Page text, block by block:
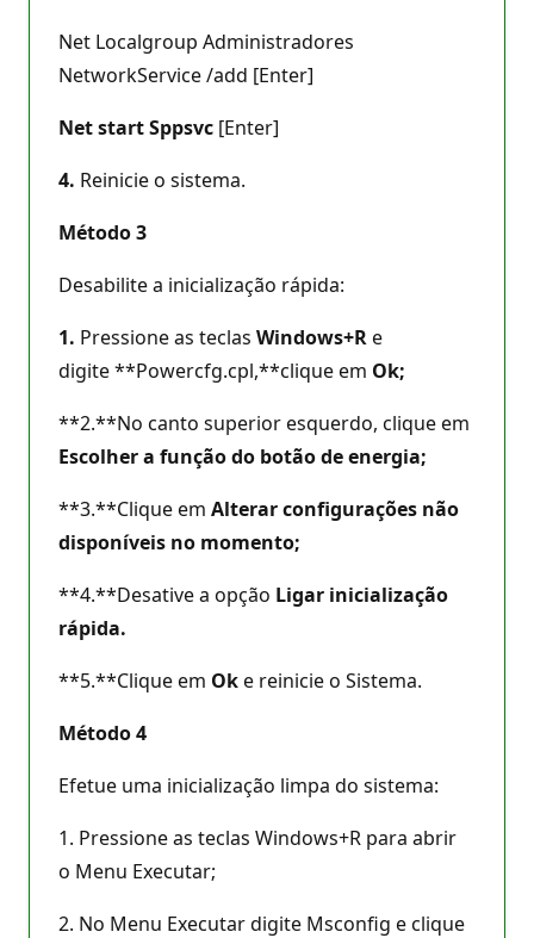
Net Localgroup Administradores
NetworkService /add [Enter]
Net start Sppsvc [Enter]
4. Reinicie o sistema.
Método 3
Desabilite a inicialização rápida:
1. Pressione as teclas Windows+Re
digite **Powercfg.cpl,**clique em Ok;
**2.**No canto superior esquerdo, clique em
Escolher a função do botão de energia;
**3.**Clique em Alterar configurações não
disponíveis no momento;
**4.**Desative a opção Ligar inicialização
rápida.
**5.**Clique em Oke reinicie o Sistema.
Método 4
Efetue uma inicialização limpa do sistema:
1. Pressione as teclas Windows+R para abrir
o Menu Executar;
2. No Menu Executar digite Msconfig e clique